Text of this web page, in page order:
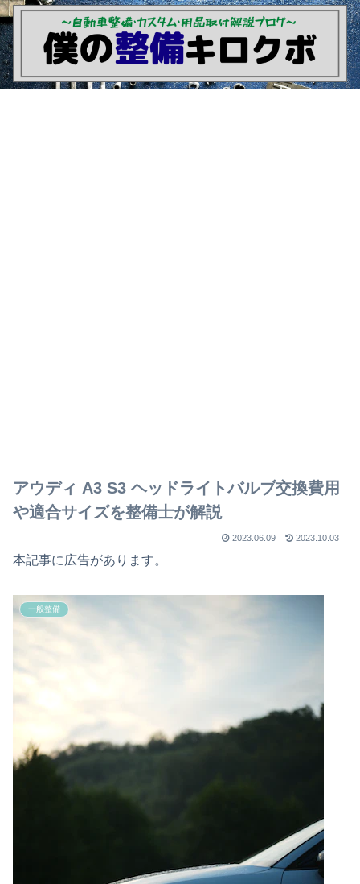
アウディ A3 S3 ヘッドライトバルブ交換費用
や適合サイズを整備士が解説
2023.06.09 2023.10.03
本記事に広告があります。
一般整備